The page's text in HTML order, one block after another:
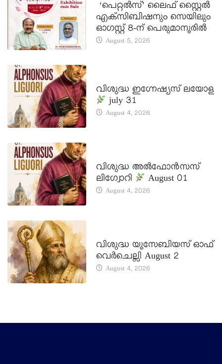
‘പെറ്റൽസ്’ ലൈഫ് സ്റ്റൈൽ
എക്സിബിഷനും സെയിലും
ഓഗസ്റ്റ് 8-ന് പെരുമാനൂരിൽ
August 5, 2026
വിശുദ്ധ ഇഗ്നേഷ്യസ് ലയോള
july 31
August 4, 2026
വിശുദ്ധ അൽഫോൻസസ്
ലിഗ്വോറി
August 01
August 4, 2026
വിശുദ്ധ യൂസേബിയസ് ഓഫ്
വെർചെല്ലി August 2
August 4, 2026